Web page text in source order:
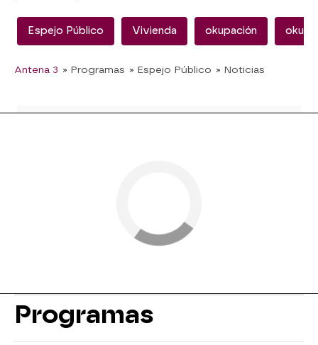
Espejo Público Vivienda okupación
Antena 3 » Programas » Espejo Público » Noticias
Programas